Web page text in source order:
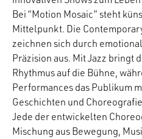
Bei “Motion Mosaic” steht
Mittelpunkt. Die
zeichnen sich durch
Präzision aus. Mit Jazz bringt
Rhythmus auf die Bühne,
Performances das Publikum
Geschichten und
Jede der entwickelten
Mischung aus Bewegung,